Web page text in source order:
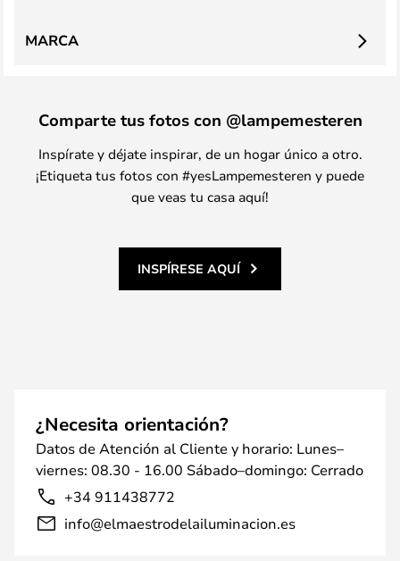
MARCA
Comparte tus fotos con @lampemesteren
Inspírate y déjate inspirar, de un hogar único a otro.
¡Etiqueta tus fotos con #yesLampemesteren y puede
que veas tu casa aquí!
INSPÍRESE AQUÍ
¿Necesita orientación?
Datos de Atención al Cliente y horario: Lunes–
viernes: 08.30 - 16.00 Sábado–domingo: Cerrado
+34 911438772
info@elmaestrodelailuminacion.es